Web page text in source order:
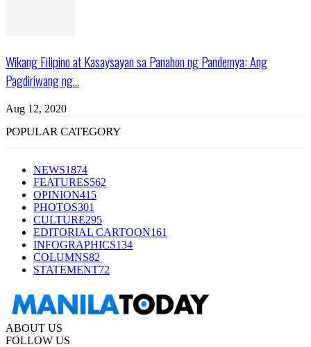
Wikang Filipino at Kasaysayan sa Panahon ng Pandemya: Ang
Pagdiriwang ng...
Aug 12, 2020
POPULAR CATEGORY
NEWS1874
FEATURES562
OPINION415
PHOTOS301
CULTURE295
EDITORIAL CARTOON161
INFOGRAPHICS134
COLUMNS82
STATEMENT72
ABOUT US
FOLLOW US